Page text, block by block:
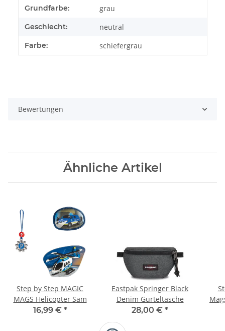
Grundfarbe: grau
Geschlecht: neutral
Farbe: schiefergrau
Bewertungen
Ähnliche Artikel
Step by Step MAGIC
MAGS Helicopter Sam
16,99 € *
Eastpak Springer Black
Denim Gürteltasche
28,00 € *